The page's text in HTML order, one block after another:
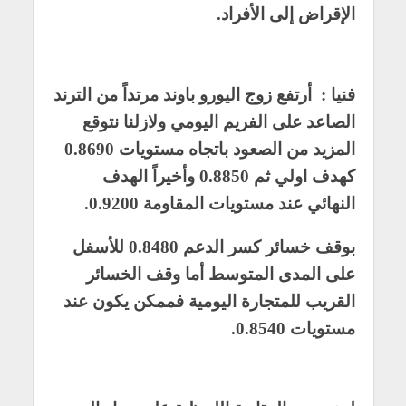
الإقراض إلى الأفراد.
فنيا : أرتفع زوج اليورو باوند مرتداً من الترند
الصاعد على الفريم اليومي ولازلنا نتوقع
المزيد من الصعود باتجاه مستويات 0.8690
كهدف اولي ثم 0.8850 وأخيراً الهدف
النهائي عند مستويات المقاومة 0.9200.
بوقف خسائر كسر الدعم 0.8480 للأسفل
على المدى المتوسط أما وقف الخسائر
القريب للمتجارة اليومية فممكن يكون عند
مستويات 0.8540.